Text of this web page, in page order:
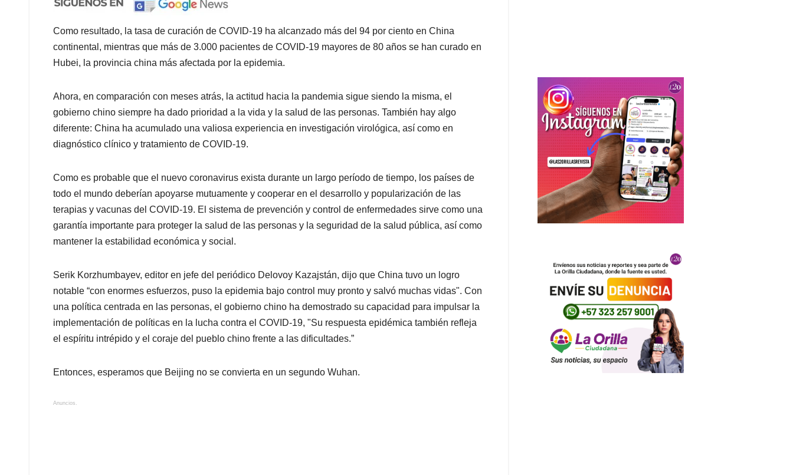
Como resultado, la tasa de curación de COVID-19 ha alcanzado más del 94 por ciento en China
continental, mientras que más de 3.000 pacientes de COVID-19 mayores de 80 años se han curado en
Hubei, la provincia china más afectada por la epidemia.
Ahora, en comparación con meses atrás, la actitud hacia la pandemia sigue siendo la misma, el
gobierno chino siempre ha dado prioridad a la vida y la salud de las personas. También hay algo
diferente: China ha acumulado una valiosa experiencia en investigación virológica, así como en
diagnóstico clínico y tratamiento de COVID-19.
Como es probable que el nuevo coronavirus exista durante un largo período de tiempo, los países de
todo el mundo deberían apoyarse mutuamente y cooperar en el desarrollo y popularización de las
terapias y vacunas del COVID-19. El sistema de prevención y control de enfermedades sirve como una
garantía importante para proteger la salud de las personas y la seguridad de la salud pública, así como
mantener la estabilidad económica y social.
Serik Korzhumbayev, editor en jefe del periódico Delovoy Kazajstán, dijo que China tuvo un logro
notable “con enormes esfuerzos, puso la epidemia bajo control muy pronto y salvó muchas vidas". Con
una política centrada en las personas, el gobierno chino ha demostrado su capacidad para impulsar la
implementación de políticas en la lucha contra el COVID-19, "Su respuesta epidémica también refleja
el espíritu intrépido y el coraje del pueblo chino frente a las dificultades.”
Entonces, esperamos que Beijing no se convierta en un segundo Wuhan.
Anuncios.